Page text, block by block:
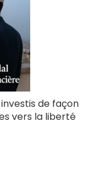
de façon
vers la liberté